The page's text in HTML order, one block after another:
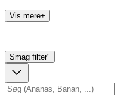
Vis mere+
Smag filter"